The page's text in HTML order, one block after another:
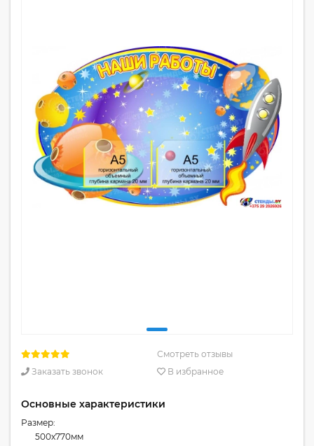
Смотреть отзывы
Заказать звонок
В избранное
Основные характеристики
Размер:
500x770мм